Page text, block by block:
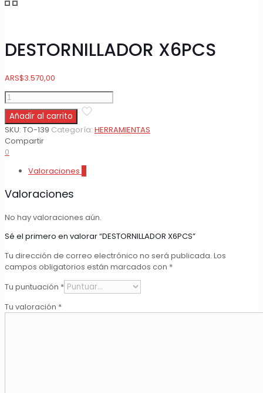
DESTORNILLADOR X6PCS
ARS$3.570,00
DESTORNILLADOR
X6PCS
cantidad
Añadir al carrito
SKU: TO-139 Categoría: HERRAMIENTAS
Compartir
0
Valoraciones
Valoraciones
No hay valoraciones aún.
Sé el primero en valorar “DESTORNILLADOR X6PCS”
Tu dirección de correo electrónico no será publicada. Los
campos obligatorios están marcados con *
Tu puntuación *
Tu valoración *